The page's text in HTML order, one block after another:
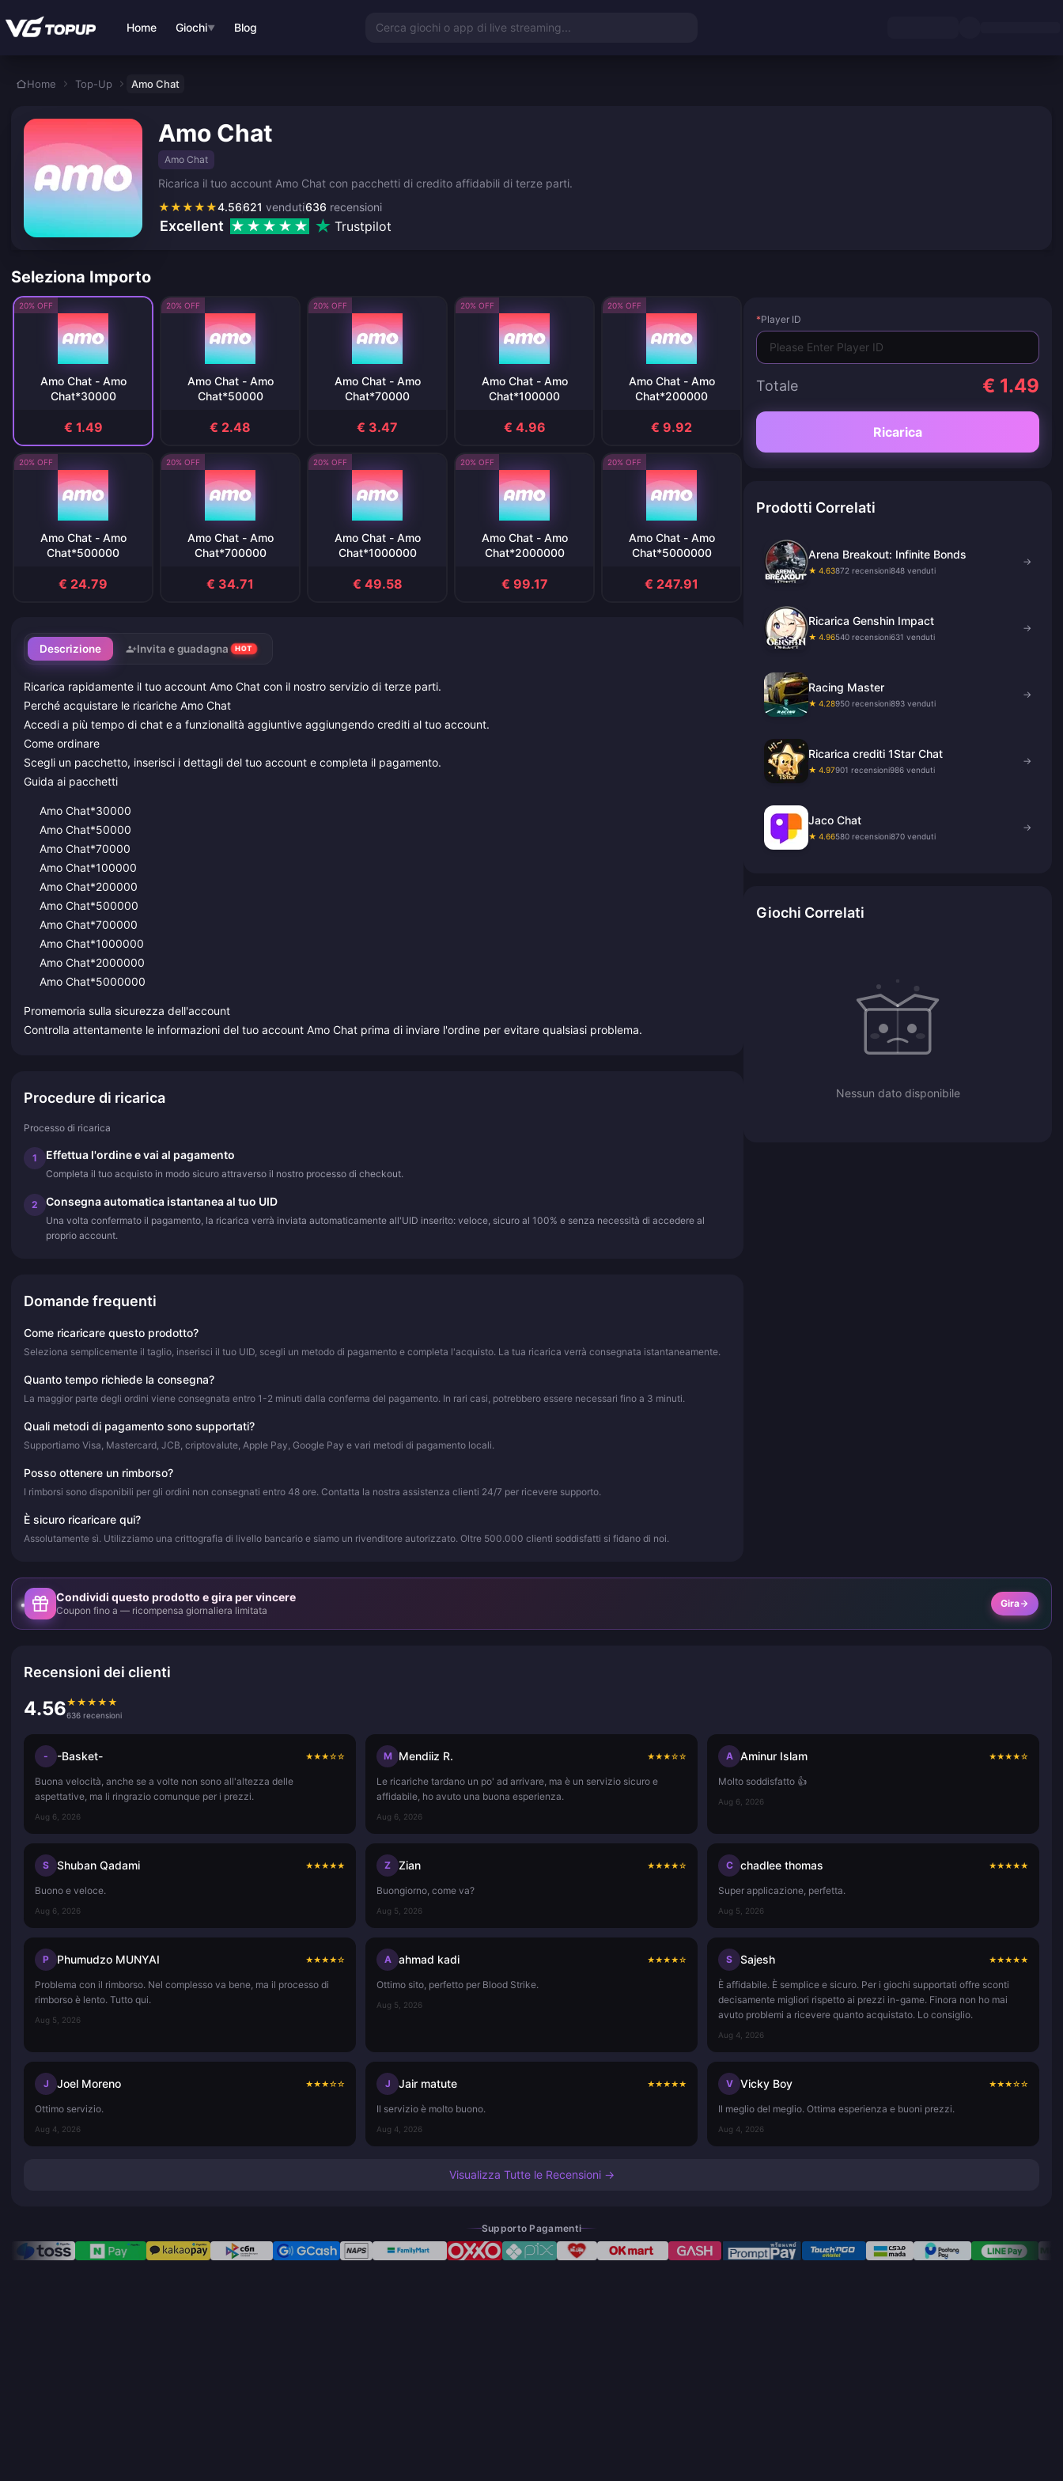
Home Giochi▼ Blog Cerca giochi o app di live streaming...
Home Top-Up Amo Chat
Amo Chat
Amo Chat
Ricarica il tuo account Amo Chat con pacchetti di credito affidabili di terze parti.
★★★★★4.56 636 recensioni
621 venduti
Excellent Trustpilot
Seleziona Importo
20% OFF
Amo Chat - Amo
Chat*30000
€ 1.49
20% OFF
Amo Chat - Amo
Chat*50000
€ 2.48
20% OFF
Amo Chat - Amo
Chat*70000
€ 3.47
20% OFF
Amo Chat - Amo
Chat*100000
€ 4.96
20% OFF
Amo Chat - Amo
Chat*200000
€ 9.92
20% OFF
Amo Chat - Amo
Chat*500000
€ 24.79
20% OFF
Amo Chat - Amo
Chat*700000
€ 34.71
20% OFF
Amo Chat - Amo
Chat*1000000
€ 49.58
20% OFF
Amo Chat - Amo
Chat*2000000
€ 99.17
20% OFF
Amo Chat - Amo
Chat*5000000
€ 247.91
Descrizione Invita e guadagna HOT
Ricarica rapidamente il tuo account Amo Chat con il nostro servizio di terze parti.
Perché acquistare le ricariche Amo Chat
Accedi a più tempo di chat e a funzionalità aggiuntive aggiungendo crediti al tuo account.
Come ordinare
Scegli un pacchetto, inserisci i dettagli del tuo account e completa il pagamento.
Guida ai pacchetti
Amo Chat*30000
Amo Chat*50000
Amo Chat*70000
Amo Chat*100000
Amo Chat*200000
Amo Chat*500000
Amo Chat*700000
Amo Chat*1000000
Amo Chat*2000000
Amo Chat*5000000
Promemoria sulla sicurezza dell'account
Controlla attentamente le informazioni del tuo account Amo Chat prima di inviare l'ordine per evitare qualsiasi problema.
Procedure di ricarica
Processo di ricarica
1 Effettua l'ordine e vai al pagamento
Completa il tuo acquisto in modo sicuro attraverso il nostro processo di checkout.
2 Consegna automatica istantanea al tuo UID
Una volta confermato il pagamento, la ricarica verrà inviata automaticamente all'UID inserito: veloce, sicuro al 100% e senza necessità di accedere al
proprio account.
Domande frequenti
Come ricaricare questo prodotto?
Seleziona semplicemente il taglio, inserisci il tuo UID, scegli un metodo di pagamento e completa l'acquisto. La tua ricarica verrà consegnata istantaneamente.
Quanto tempo richiede la consegna?
La maggior parte degli ordini viene consegnata entro 1-2 minuti dalla conferma del pagamento. In rari casi, potrebbero essere necessari fino a 3 minuti.
Quali metodi di pagamento sono supportati?
Supportiamo Visa, Mastercard, JCB, criptovalute, Apple Pay, Google Pay e vari metodi di pagamento locali.
Posso ottenere un rimborso?
I rimborsi sono disponibili per gli ordini non consegnati entro 48 ore. Contatta la nostra assistenza clienti 24/7 per ricevere supporto.
È sicuro ricaricare qui?
Assolutamente sì. Utilizziamo una crittografia di livello bancario e siamo un rivenditore autorizzato. Oltre 500.000 clienti soddisfatti si fidano di noi.
*Player ID
Totale € 1.49
Ricarica
Prodotti Correlati
Arena Breakout: Infinite Bonds
★ 4.63872 recensioni848 venduti
→
Ricarica Genshin Impact
★ 4.96540 recensioni631 venduti
→
Racing Master
★ 4.28950 recensioni893 venduti
→
Ricarica crediti 1Star Chat
★ 4.97901 recensioni986 venduti
→
Jaco Chat
★ 4.66580 recensioni870 venduti
→
Giochi Correlati
Nessun dato disponibile
Condividi questo prodotto e gira per vincere
Coupon fino a — ricompensa giornaliera limitata
Gira
Recensioni dei clienti
4.56★ ★ ★ ★ ★
636 recensioni
- -Basket- ★★★☆☆
Buona velocità, anche se a volte non sono all'altezza delle
aspettative, ma li ringrazio comunque per i prezzi.
Aug 6, 2026
M Mendiiz R. ★★★☆☆
Le ricariche tardano un po' ad arrivare, ma è un servizio sicuro e
affidabile, ho avuto una buona esperienza.
Aug 6, 2026
A Aminur Islam ★★★★☆
Molto soddisfatto 👍
Aug 6, 2026
S Shuban Qadami ★★★★★
Buono e veloce.
Aug 6, 2026
Z Zian ★★★★☆
Buongiorno, come va?
Aug 5, 2026
C chadlee thomas ★★★★★
Super applicazione, perfetta.
Aug 5, 2026
P Phumudzo MUNYAI ★★★★☆
Problema con il rimborso. Nel complesso va bene, ma il processo di
rimborso è lento. Tutto qui.
Aug 5, 2026
A ahmad kadi ★★★★☆
Ottimo sito, perfetto per Blood Strike.
Aug 5, 2026
S Sajesh ★★★★★
È affidabile. È semplice e sicuro. Per i giochi supportati offre sconti
decisamente migliori rispetto ai prezzi in-game. Finora non ho mai
avuto problemi a ricevere quanto acquistato. Lo consiglio.
Aug 4, 2026
J Joel Moreno ★★★☆☆
Ottimo servizio.
Aug 4, 2026
J Jair matute ★★★★★
Il servizio è molto buono.
Aug 4, 2026
V Vicky Boy ★★★☆☆
Il meglio del meglio. Ottima esperienza e buoni prezzi.
Aug 4, 2026
Visualizza Tutte le Recensioni →
Supporto Pagamenti